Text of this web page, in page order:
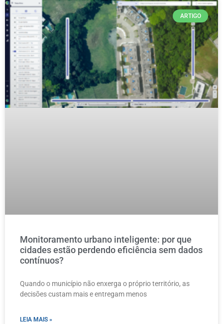
ARTIGO
Monitoramento urbano inteligente: por que
cidades estão perdendo eficiência sem dados
contínuos?
Quando o município não enxerga o próprio território, as
decisões custam mais e entregam menos
LEIA MAIS »